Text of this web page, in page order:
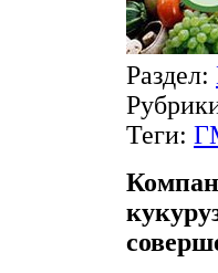
Раздел:
Теги: